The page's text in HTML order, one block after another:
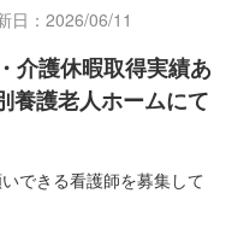
：2026/06/11
護休暇取得実績あ
護老人ホームにて
できる看護師を募集して